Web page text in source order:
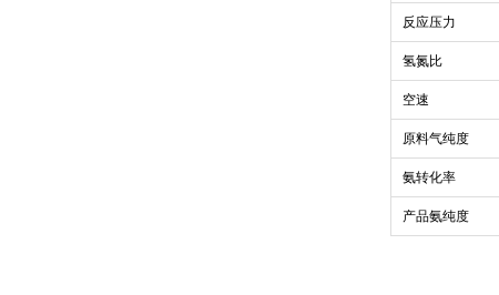
反应压力
氢氮比
空速
原料气纯度
氨转化率
产品氨纯度